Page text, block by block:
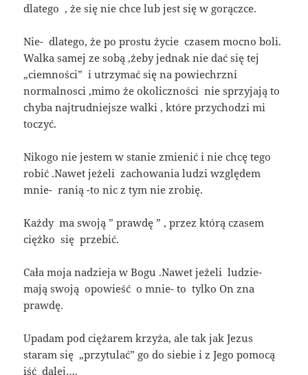
dlatego , że się nie chce lub jest się w gorączce.
Nie- dlatego, że po prostu życie czasem mocno boli.
Walka samej ze sobą ,żeby jednak nie dać się tej
„ciemności” i utrzymać się na powiechrzni
normalnosci ,mimo że okoliczności nie sprzyjają to
chyba najtrudniejsze walki , które przychodzi mi
toczyć.
Nikogo nie jestem w stanie zmienić i nie chcę tego
robić .Nawet jeżeli zachowania ludzi względem
mnie- ranią -to nic z tym nie zrobię.
Każdy ma swoją ” prawdę ” , przez którą czasem
ciężko się przebić.
Cała moja nadzieja w Bogu .Nawet jeżeli ludzie-
mają swoją opowieść o mnie- to tylko On zna
prawdę.
Upadam pod ciężarem krzyża, ale tak jak Jezus
staram się „przytulać” go do siebie i z Jego pomocą
iść dalej….